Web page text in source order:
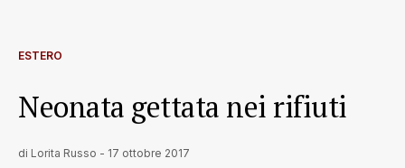
ESTERO
Neonata gettata nei rifiuti
di Lorita Russo - 17 ottobre 2017